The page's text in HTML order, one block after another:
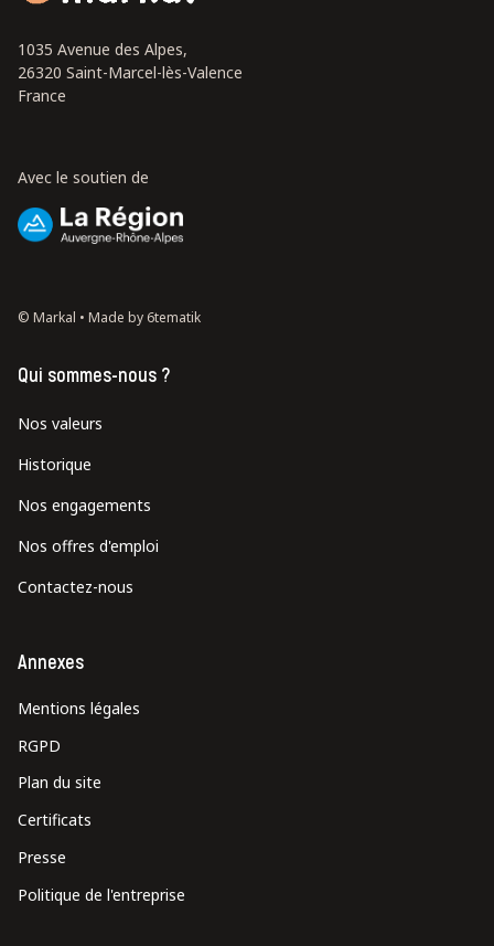
1035 Avenue des Alpes,
26320 Saint-Marcel-lès-Valence
France
Avec le soutien de
© Markal • Made by 6tematik
Qui sommes-nous ?
Nos valeurs
Historique
Nos engagements
Nos offres d'emploi
Contactez-nous
Annexes
Mentions légales
RGPD
Plan du site
Certificats
Presse
Politique de l'entreprise